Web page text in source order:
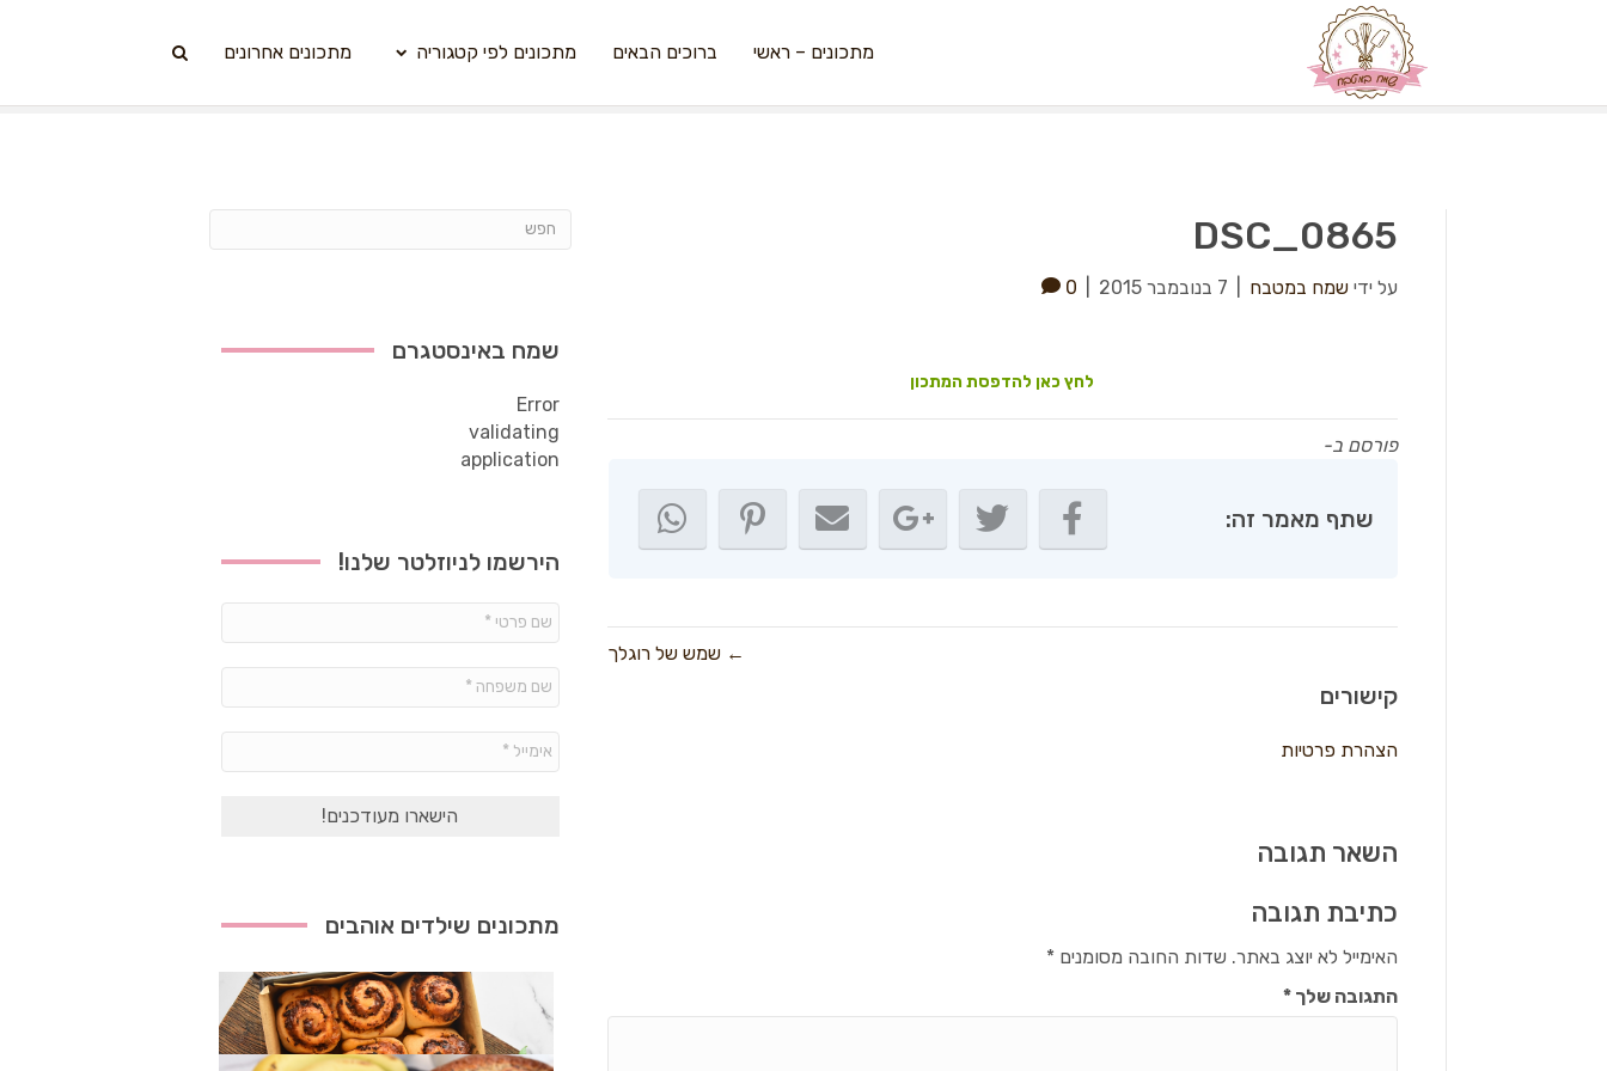
מתכונים – ראשי ברוכים הבאים מתכונים לפי קטגוריה מתכונים אחרונים
DSC_0865
על ידי שמח במטבח 7 בנובמבר 2015 0
לחץ כאן להדפסת המתכון
פורסם ב-
שתף מאמר זה:
← שמש של רוגלך
קישורים
הצהרת פרטיות
השאר תגובה
כתיבת תגובה
האימייל לא יוצג באתר. שדות החובה מסומנים*
התגובה שלך*
שמח באינסטגרם
Error
validating
application
הירשמו לניוזלטר שלנו!
פרטי
משפחה
*
מתכונים שילדים אוהבים